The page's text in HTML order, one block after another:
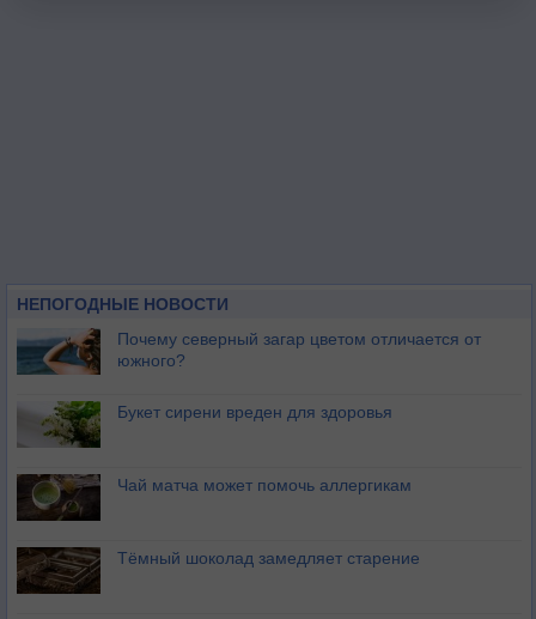
НЕПОГОДНЫЕ НОВОСТИ
Почему северный загар цветом отличается от
южного?
Букет сирени вреден для здоровья
Чай матча может помочь аллергикам
Тёмный шоколад замедляет старение